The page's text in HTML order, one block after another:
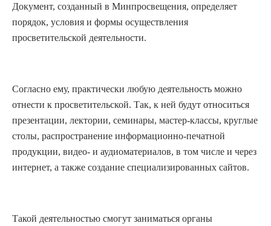
Документ, созданный в Минпросвещения, определяет
порядок, условия и формы осуществления
просветительской деятельности.
Согласно ему, практически любую деятельность можно
отнести к просветительской. Так, к ней будут относиться
презентации, лектории, семинары, мастер-классы, круглые
столы, распространение информационно-печатной
продукции, видео- и аудиоматериалов, в том числе и через
интернет, а также создание специализированных сайтов.
Такой деятельностью смогут заниматься органы